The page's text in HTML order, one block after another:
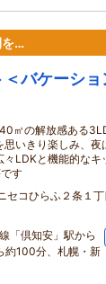
を…
バケーショ
㎡の解放感ある
思いきり楽しみ、夜
々LDKと機能的なキ
す
セコひらふ２条１丁
「倶知安」駅から
約100分、札幌・新